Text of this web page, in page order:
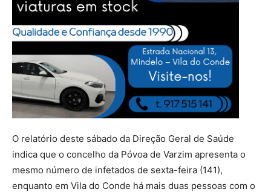
O relatório deste sábado da Direção Geral de Saúde
indica que o concelho da Póvoa de Varzim apresenta o
mesmo número de infetados de sexta-feira (141),
enquanto em Vila do Conde há mais duas pessoas com o